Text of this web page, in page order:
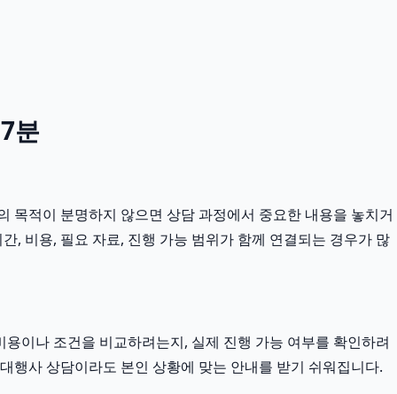
분
목적이 분명하지 않으면 상담 과정에서 중요한 내용을 놓치거
, 비용, 필요 자료, 진행 가능 범위가 함께 연결되는 경우가 많
이나 조건을 비교하려는지, 실제 진행 가능 여부를 확인하려
행사 상담이라도 본인 상황에 맞는 안내를 받기 쉬워집니다.